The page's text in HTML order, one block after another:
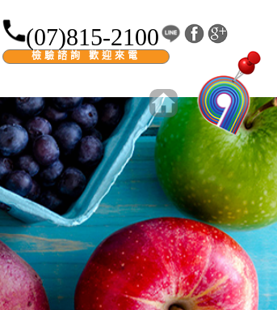
(07)815-2100
檢驗諮詢 歡迎來電